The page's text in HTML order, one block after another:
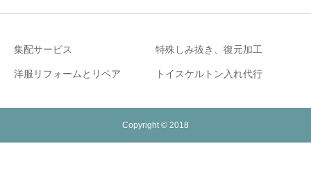
集配サービス 特殊しみ抜き、復元加工
洋服リフォームとリペア トイスケルトン入れ代行
Copyright © 2018